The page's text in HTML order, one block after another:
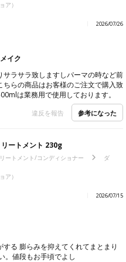
ア）
2026/07/26
イク
サラサラ致しますしパーマの時など前
ちらの商品はお客様のご注文で購入致
は業務用で使用しております。
違反を報告 参考になった
ートメント 230g
ートメント/コンディショナー
ダ
ア）
2026/07/15
る 膨らみを抑えてくれてまとまり
。値段もお手頃でよし